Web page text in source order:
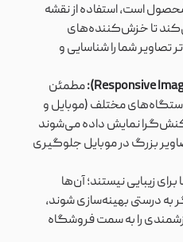
است، استفاده از نقشه
تا خزش‌کننده‌های
شما را شناسایی و
مطمئن
مختلف (موبایل و
نمایش داده می‌شوند
بزرگ در موبایل جلوگیری
برای زیبایی نیستند؛ آن‌ها
درستی بهینه‌سازی شوند،
را به سمت فروشگاه